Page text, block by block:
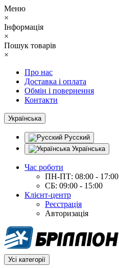
Меню
×
Інформація
×
Пошук товарів
×
Про нас
Доставка і оплата
Обмін і повернення
Контакти
Українська
Русский
Українська
Час роботи
ПН-ПТ: 08:00 - 17:00
СБ: 09:00 - 15:00
Клієнт-центр
Реєстрація
Авторизація
Усі категорії